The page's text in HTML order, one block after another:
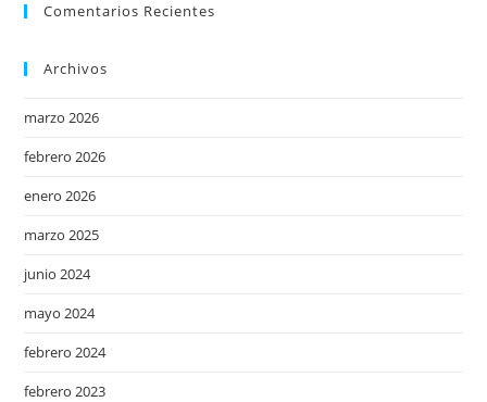
Comentarios Recientes
Archivos
marzo 2026
febrero 2026
enero 2026
marzo 2025
junio 2024
mayo 2024
febrero 2024
febrero 2023